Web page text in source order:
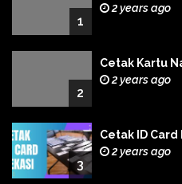
1
2 years ago
2
Cetak Kartu
2 years ago
3
Cetak ID Card
2 years ago